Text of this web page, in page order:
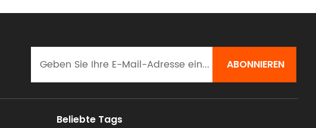
Beliebte Tags